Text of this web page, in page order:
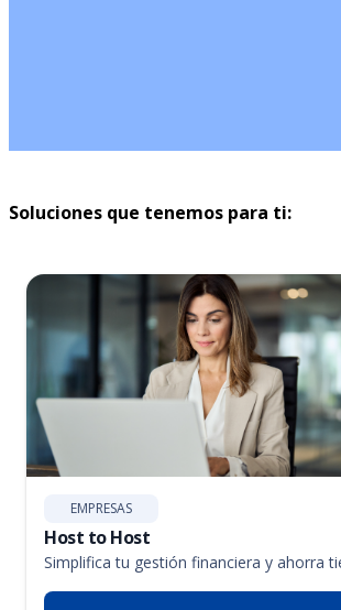
Soluciones que tenemos para ti:
EMPRESAS
Host to Host
Simplifica tu gestión financiera y ahorra